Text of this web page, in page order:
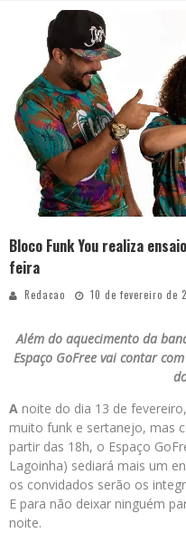
Bloco Funk You realiza
feira
Redacao 10 de fevereiro de
Além do aquecimento da
Espaço GoFree vai contar
A noite do dia 13 de
muito funk e sertanejo, mas
partir das 18h, o Espaço
Lagoinha) sediará mais um
os convidados serão os
E para não deixar ninguém
noite.